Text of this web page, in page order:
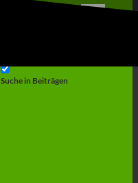
Suche in Beiträgen